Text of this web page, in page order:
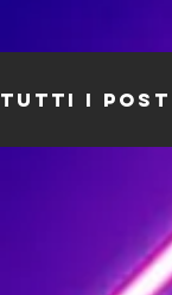
Tutti i post